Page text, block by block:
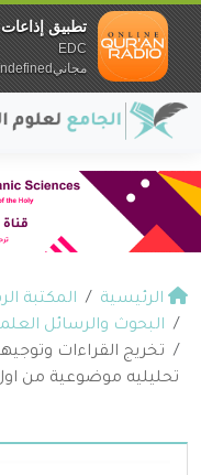
الرئيسية المكتبة
البحوث والرسائل
تخريج القراءات
تحليليه موضوعية من
تطبيق
EDC
مجانيundefined